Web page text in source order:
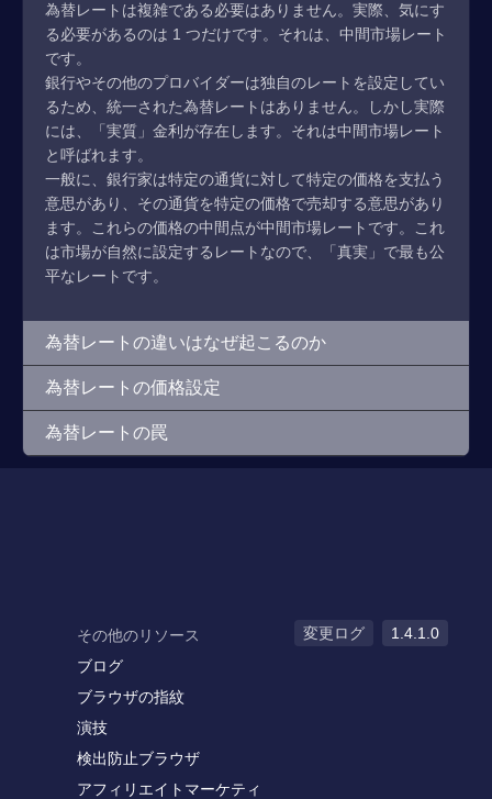
為替レートは複雑である必要はありません。実際、気にす
る必要があるのは 1 つだけです。それは、中間市場レート
です。
銀行やその他のプロバイダーは独自のレートを設定してい
るため、統一された為替レートはありません。しかし実際
には、「実質」金利が存在します。それは中間市場レート
と呼ばれます。
一般に、銀行家は特定の通貨に対して特定の価格を支払う
意思があり、その通貨を特定の価格で売却する意思があり
ます。これらの価格の中間点が中間市場レートです。これ
は市場が自然に設定するレートなので、「真実」で最も公
平なレートです。
為替レートの違いはなぜ起こるのか
為替レートの価格設定
為替レートの罠
その他のリソース
ブログ
ブラウザの指紋
演技
検出防止ブラウザ
アフィリエイトマーケティ
変更ログ 1.4.1.0